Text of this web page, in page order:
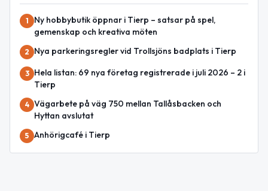
1
Ny hobbybutik öppnar i Tierp – satsar på spel,
gemenskap och kreativa möten
2 Nya parkeringsregler vid Trollsjöns badplats i Tierp
3
Hela listan: 69 nya företag registrerade i juli 2026 – 2 i
Tierp
4 Vägarbete på väg 750 mellan Tallåsbacken och
Hyttan avslutat
5 Anhörigcafé i Tierp